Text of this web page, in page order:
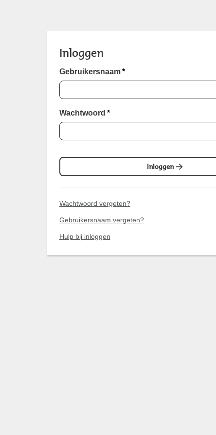
Inloggen
Gebruikersnaam *
Wachtwoord *
Inloggen
Wachtwoord vergeten?
Gebruikersnaam vergeten?
Hulp bij inloggen